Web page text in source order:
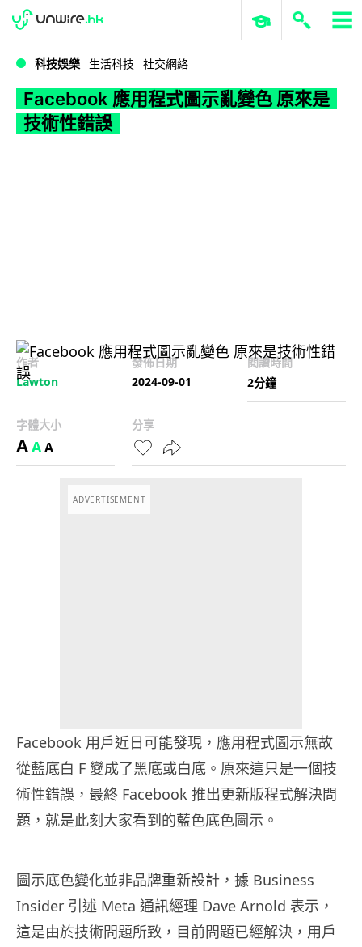
WWDC 2026 ERP 與商業 AI
科技娛樂 生活科技 社交網絡
Facebook 應用程式圖示亂變色 原來是
技術性錯誤
作者
Lawton
發佈日期
2024-09-01
閱讀時間
2分鐘
字體大小
AAA
分享
ADVERTISEMENT
Facebook 用戶近日可能發現，應用程式圖示無故
從藍底白 F 變成了黑底或白底。原來這只是一個技
術性錯誤，最終 Facebook 推出更新版程式解決問
題，就是此刻大家看到的藍色底色圖示。
圖示底色變化並非品牌重新設計，據 Business
Insider 引述 Meta 通訊經理 Dave Arnold 表示，
這是由於技術問題所致，目前問題已經解決，用戶